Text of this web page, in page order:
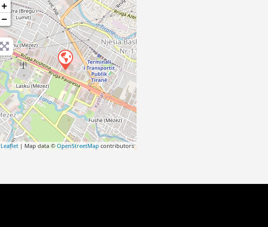
+
−
Leaflet | Map data ©OpenStreetMap contributors